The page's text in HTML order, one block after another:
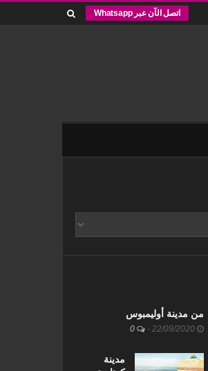
اتصل الآن عبر Whatsapp
من مدينة أوليمبوس
-
مدينة